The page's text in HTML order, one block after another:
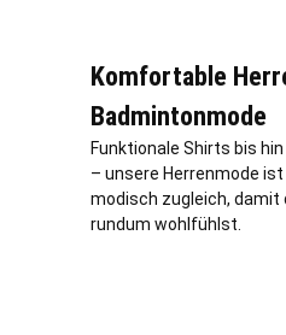
Komfortable
Badmintonmode
Funktionale Shirts bis
– unsere Herrenmode
modisch zugleich, damit
rundum wohlfühlst.